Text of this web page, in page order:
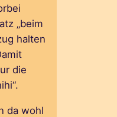
„beim
halten
die
da wohl